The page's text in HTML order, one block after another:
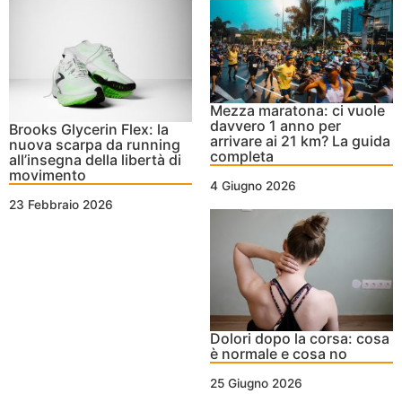
Brooks Glycerin Flex: la
nuova scarpa da running
all’insegna della libertà di
movimento
23 Febbraio 2026
Mezza maratona: ci vuole
davvero 1 anno per
arrivare ai 21 km? La guida
completa
4 Giugno 2026
Dolori dopo la corsa: cosa
è normale e cosa no
25 Giugno 2026